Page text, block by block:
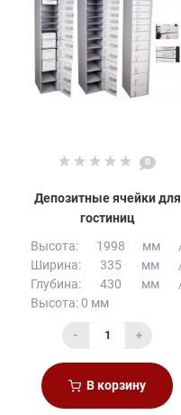
0
Депозитные ячейки для
гостиниц
Высота:
1998 мм
Ширина:
335 мм
Глубина:
430 мм
Высота:0 мм
- +
В корзину